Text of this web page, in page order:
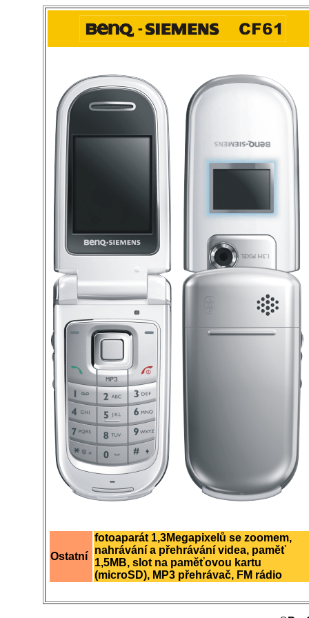
Ostatní
fotoaparát 1,3Megapixelů se zoomem,
nahrávání a přehrávání videa, paměť
1,5MB, slot na paměťovou kartu
(microSD), MP3 přehrávač, FM rádio